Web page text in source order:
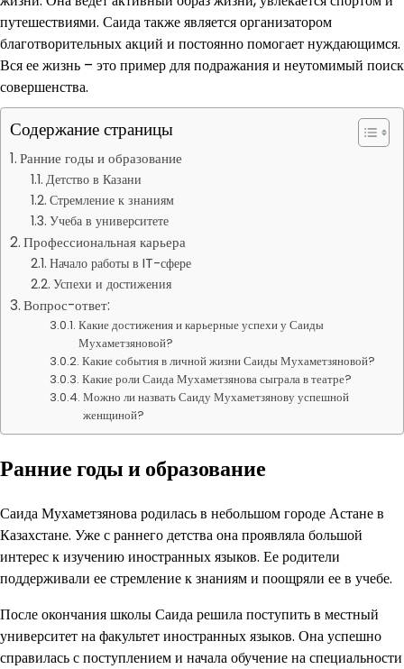
путешествиями. Саида также является организатором
благотворительных акций и постоянно помогает нуждающимся.
Вся ее жизнь – это пример для подражания и неутомимый поиск
совершенства.
Содержание страницы
Ранние годы и образование
Детство в Казани
Стремление к знаниям
Учеба в университете
Профессиональная карьера
Начало работы в IT-сфере
Успехи и достижения
Вопрос-ответ:
Какие достижения и карьерные успехи у Саиды
Мухаметзяновой?
Какие события в личной жизни Саиды Мухаметзяновой?
Какие роли Саида Мухаметзянова сыграла в театре?
Можно ли назвать Саиду Мухаметзянову успешной
женщиной?
Ранние годы и образование
Саида Мухаметзянова родилась в небольшом городе Астане в
Казахстане. Уже с раннего детства она проявляла большой
интерес к изучению иностранных языков. Ее родители
поддерживали ее стремление к знаниям и поощряли ее в учебе.
После окончания школы Саида решила поступить в местный
университет на факультет иностранных языков. Она успешно
справилась с поступлением и начала обучение на специальности